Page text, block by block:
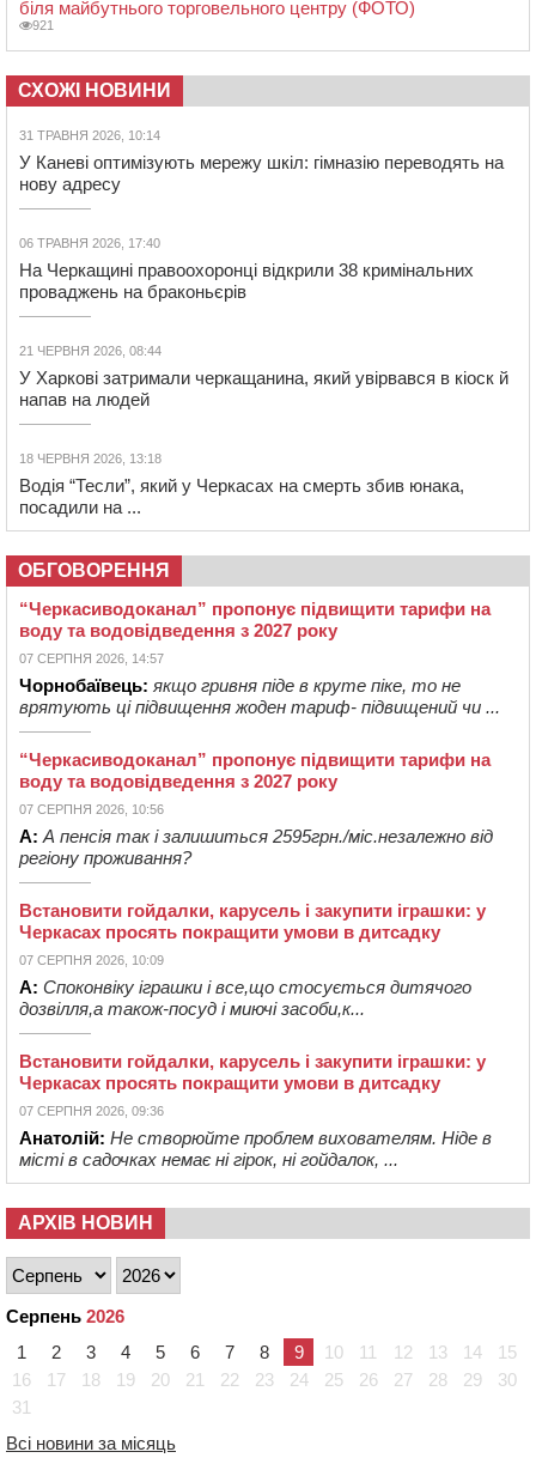
біля майбутнього торговельного центру (ФОТО)
921
СХОЖІ НОВИНИ
31 ТРАВНЯ 2026, 10:14
У Каневі оптимізують мережу шкіл: гімназію переводять на
нову адресу
06 ТРАВНЯ 2026, 17:40
На Черкащині правоохоронці відкрили 38 кримінальних
проваджень на браконьєрів
21 ЧЕРВНЯ 2026, 08:44
У Харкові затримали черкащанина, який увірвався в кіоск й
напав на людей
18 ЧЕРВНЯ 2026, 13:18
Водія “Тесли”, який у Черкасах на смерть збив юнака,
посадили на ...
ОБГОВОРЕННЯ
“Черкасиводоканал” пропонує підвищити тарифи на
воду та водовідведення з 2027 року
07 СЕРПНЯ 2026, 14:57
Чорнобаївець: якщо гривня піде в круте піке, то не
врятують ці підвищення жоден тариф- підвищений чи ...
“Черкасиводоканал” пропонує підвищити тарифи на
воду та водовідведення з 2027 року
07 СЕРПНЯ 2026, 10:56
А: А пенсія так і залишиться 2595грн./міс.незалежно від
регіону проживання?
Встановити гойдалки, карусель і закупити іграшки: у
Черкасах просять покращити умови в дитсадку
07 СЕРПНЯ 2026, 10:09
А: Споконвіку іграшки і все,що стосується дитячого
дозвілля,а також-посуд і миючі засоби,к...
Встановити гойдалки, карусель і закупити іграшки: у
Черкасах просять покращити умови в дитсадку
07 СЕРПНЯ 2026, 09:36
Анатолій: Не створюйте проблем вихователям. Ніде в
місті в садочках немає ні гірок, ні гойдалок, ...
АРХІВ НОВИН
Серпень 2026
1
2 3 4 5 6 7 8 9 10 11 12 13 14
15
16
17 18 19 20 21 22 23 24 25 26 27 28 29
30
31
Всі новини за місяць